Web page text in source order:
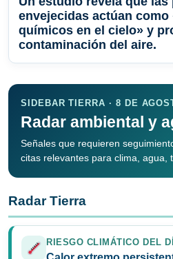
envejecidas actúan como
químicos en el cielo» y
contaminación del aire.
SIDEBAR TIERRA · 8 DE
Radar ambiental y
Señales que requieren
citas relevantes para clima, agua,
Radar Tierra
RIESGO CLIMÁTICO DEL